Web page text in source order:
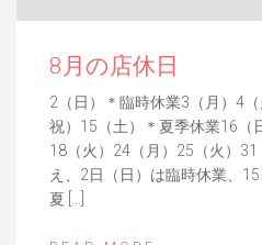
8月の店休日
2（日）＊臨時休業3（月）4
祝）15（土）＊夏季休業16（
18（火）24（月）25（火）
え、2日（日）は臨時休業、
夏 […]